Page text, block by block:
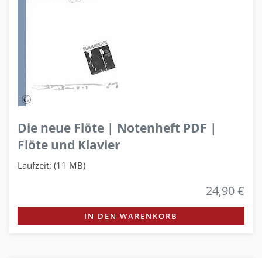
Die neue Flöte | Notenheft PDF |
Flöte und Klavier
Laufzeit: (11 MB)
24,90 €
IN DEN WARENKORB